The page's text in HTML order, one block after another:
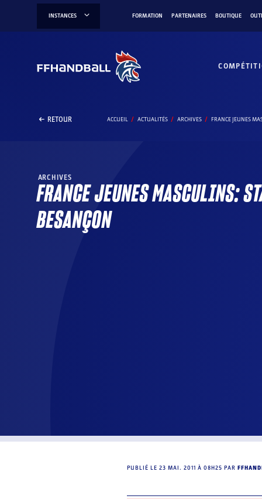
INSTANCES FORMATION PARTENAIRES BOUTIQUE
RETOUR ACCUEIL ACTUALITÉS ARCHIVES FRANCE JEUNES
ARCHIVES
FRANCE JEUNES MASCULINS:
BESANÇON
PUBLIÉ LE 23 MAI. 2011 À 08H25 PAR